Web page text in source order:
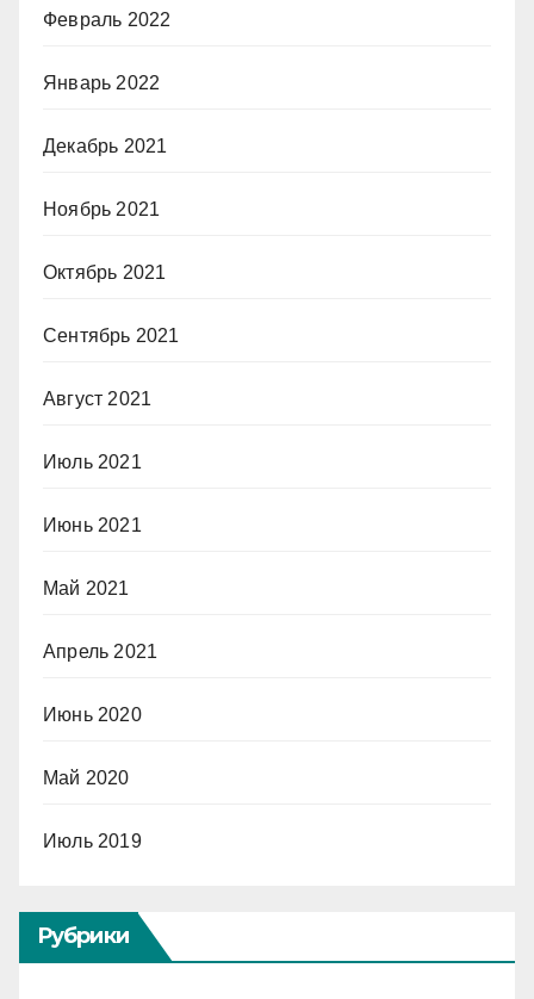
Февраль 2022
Январь 2022
Декабрь 2021
Ноябрь 2021
Октябрь 2021
Сентябрь 2021
Август 2021
Июль 2021
Июнь 2021
Май 2021
Апрель 2021
Июнь 2020
Май 2020
Июль 2019
Рубрики